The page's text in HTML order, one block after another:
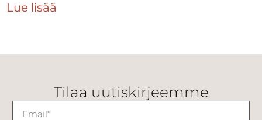
Lue lisää
Tilaa uutiskirjeemme